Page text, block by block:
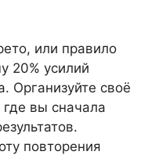
или правило
20% усилий
Организуйте своё
где вы сначала
повторения